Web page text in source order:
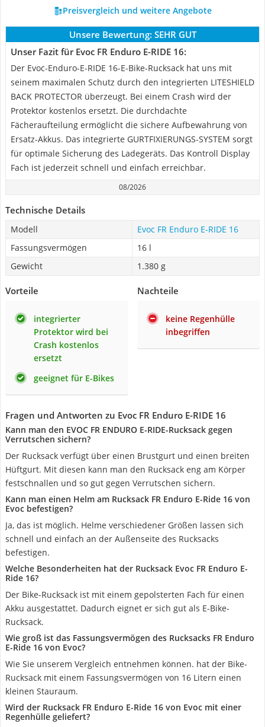
Preisvergleich und weitere Angebote
Unsere Bewertung: SEHR GUT
Unser Fazit für Evoc FR Enduro E-RIDE 16:
Der Evoc-Enduro-E-RIDE 16-E-Bike-Rucksack hat uns mit
seinem maximalen Schutz durch den integrierten LITESHIELD
BACK PROTECTOR überzeugt. Bei einem Crash wird der
Protektor kostenlos ersetzt. Die durchdachte
Fächeraufteilung ermöglicht die sichere Aufbewahrung von
Ersatz-Akkus. Das integrierte GURTFIXIERUNGS-SYSTEM sorgt
für optimale Sicherung des Ladegeräts. Das Kontroll Display
Fach ist jederzeit schnell und einfach erreichbar.
08/2026
Technische Details
Modell
Evoc FR Enduro E-RIDE 16
Fassungsvermögen
16 l
Gewicht
1.380 g
Vorteile
integrierter
Protektor wird bei
Crash kostenlos
ersetzt
geeignet für E-Bikes
Nachteile
keine Regenhülle
inbegriffen
Fragen und Antworten zu Evoc FR Enduro E-RIDE 16
Kann man den EVOC FR ENDURO E-RIDE-Rucksack gegen
Verrutschen sichern?
Der Rucksack verfügt über einen Brustgurt und einen breiten
Hüftgurt. Mit diesen kann man den Rucksack eng am Körper
festschnallen und so gut gegen Verrutschen sichern.
Kann man einen Helm am Rucksack FR Enduro E-Ride 16 von
Evoc befestigen?
Ja, das ist möglich. Helme verschiedener Größen lassen sich
schnell und einfach an der Außenseite des Rucksacks
befestigen.
Welche Besonderheiten hat der Rucksack Evoc FR Enduro E-
Ride 16?
Der Bike-Rucksack ist mit einem gepolsterten Fach für einen
Akku ausgestattet. Dadurch eignet er sich gut als E-Bike-
Rucksack.
Wie groß ist das Fassungsvermögen des Rucksacks FR Enduro
E-Ride 16 von Evoc?
Wie Sie unserem Vergleich entnehmen können. hat der Bike-
Rucksack mit einem Fassungsvermögen von 16 Litern einen
kleinen Stauraum.
Wird der Rucksack FR Enduro E-Ride 16 von Evoc mit einer
Regenhülle geliefert?